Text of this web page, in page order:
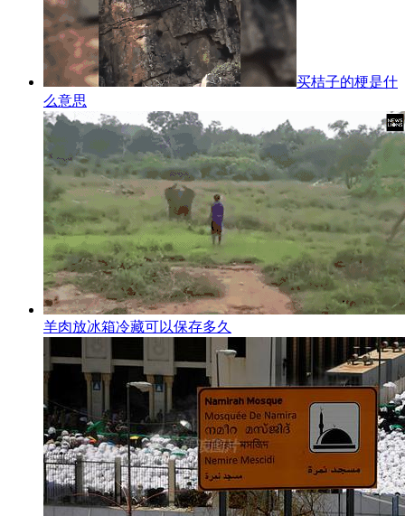
买桔子的梗是什
么意思
羊肉放冰箱冷藏可以保存多久